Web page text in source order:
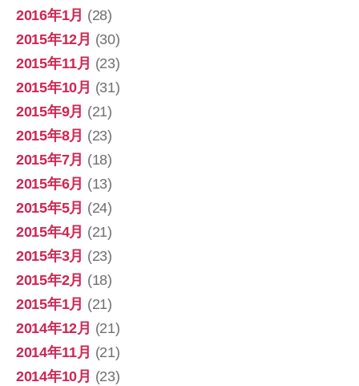
2016年1月 (28)
2015年12月 (30)
2015年11月 (23)
2015年10月 (31)
2015年9月 (21)
2015年8月 (23)
2015年7月 (18)
2015年6月 (13)
2015年5月 (24)
2015年4月 (21)
2015年3月 (23)
2015年2月 (18)
2015年1月 (21)
2014年12月 (21)
2014年11月 (21)
2014年10月 (23)